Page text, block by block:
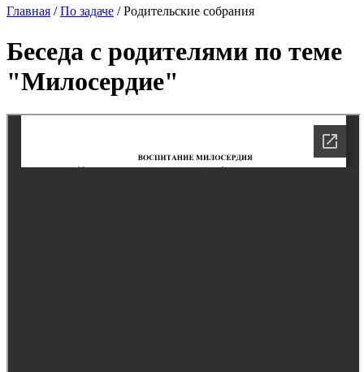
Главная /По задаче /Родительские собрания
Беседа с родителями по теме
"Милосердие"